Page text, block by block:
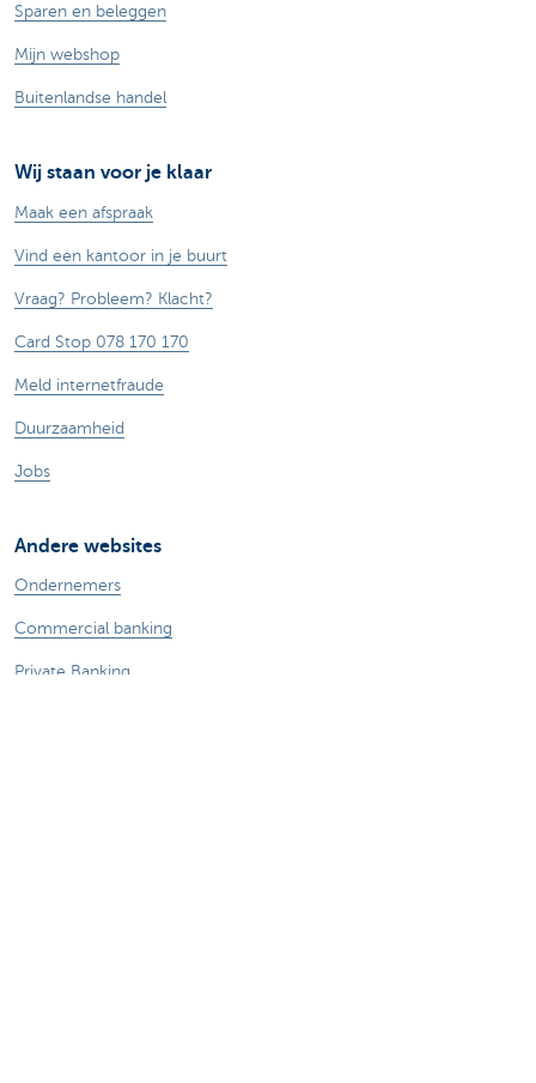
Sparen en beleggen
Mijn webshop
Buitenlandse handel
Wij staan voor je klaar
Maak een afspraak
Vind een kantoor in je buurt
Vraag? Probleem? Klacht?
Card Stop 078 170 170
Meld internetfraude
Duurzaamheid
Jobs
Andere websites
Ondernemers
Commercial banking
Private Banking